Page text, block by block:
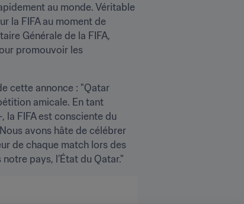
au monde. Véritable
la FIFA au moment de
Générale de la FIFA,
promouvoir les
cette annonce : "Qatar
amicale. En tant
la FIFA est consciente du
avons hâte de célébrer
de chaque match lors des
pays, l’État du Qatar."